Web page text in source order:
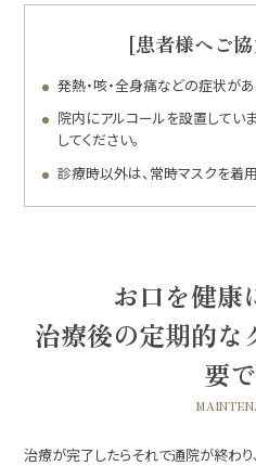
[患者様へご
発熱・咳・全身痛などの症状があ
院内にアルコールを設置してい
してください。
診療時以外は、常時マスクを着用
お口を健康
治療後の定期的な
要
治療が完了したらそれで通院が終わり